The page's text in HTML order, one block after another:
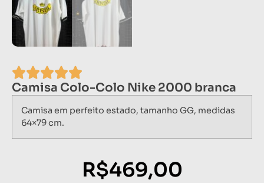
Camisa Colo-Colo Nike 2000 branca
Camisa em perfeito estado, tamanho GG, medidas
64×79 cm.
R$469,00